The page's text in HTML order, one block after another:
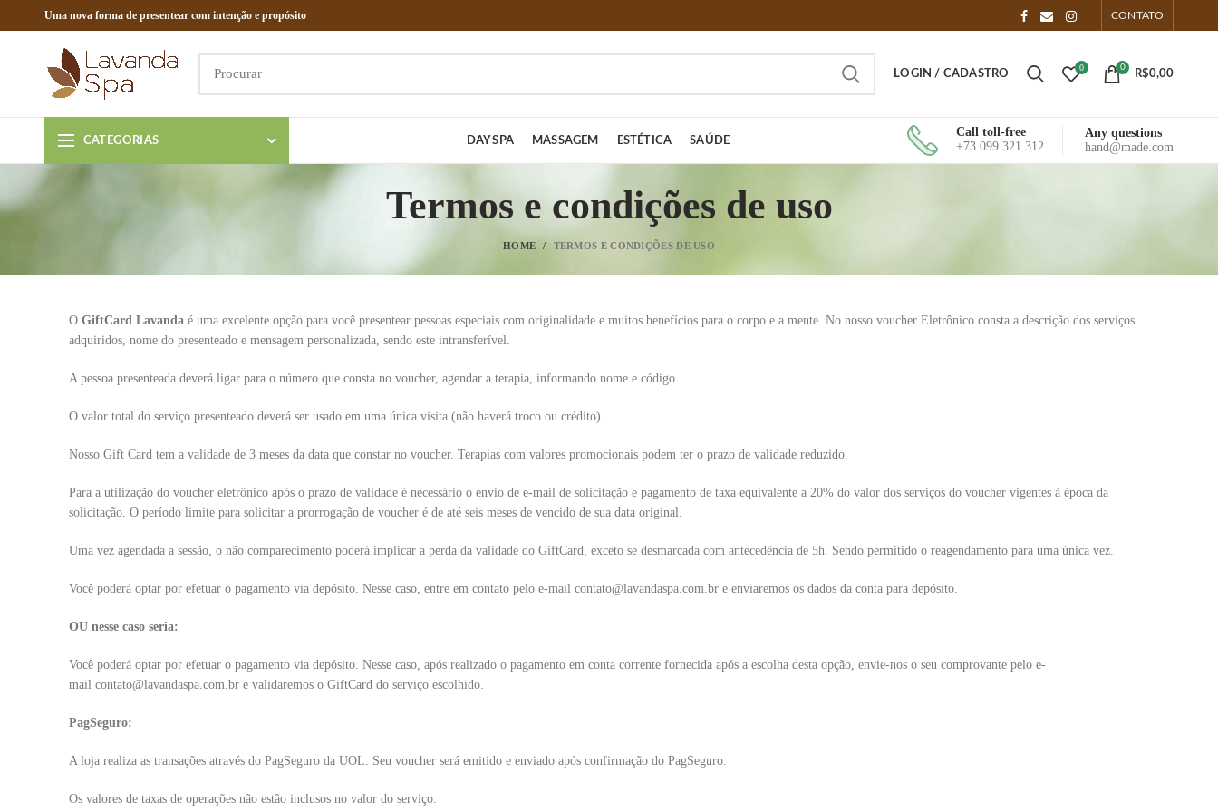
Uma nova forma de presentear com intenção e propósito CONTATO
LOGIN / CADASTRO
0 0
R$0,00
CATEGORIAS DAY SPA MASSAGEM ESTÉTICA SAÚDE
Call toll-free
+73 099 321 312
Any questions
hand@made.com
Termos e condições de uso
HOME TERMOS E CONDIÇÕES DE USO
O GiftCard Lavanda é uma excelente opção para você presentear pessoas especiais com originalidade e muitos benefícios para o corpo e a mente. No nosso voucher Eletrônico consta a descrição dos serviços
adquiridos, nome do presenteado e mensagem personalizada, sendo este intransferível.
A pessoa presenteada deverá ligar para o número que consta no voucher, agendar a terapia, informando nome e código.
O valor total do serviço presenteado deverá ser usado em uma única visita (não haverá troco ou crédito).
Nosso Gift Card tem a validade de 3 meses da data que constar no voucher. Terapias com valores promocionais podem ter o prazo de validade reduzido.
Para a utilização do voucher eletrônico após o prazo de validade é necessário o envio de e-mail de solicitação e pagamento de taxa equivalente a 20% do valor dos serviços do voucher vigentes à época da
solicitação. O período limite para solicitar a prorrogação de voucher é de até seis meses de vencido de sua data original.
Uma vez agendada a sessão, o não comparecimento poderá implicar a perda da validade do GiftCard, exceto se desmarcada com antecedência de 5h. Sendo permitido o reagendamento para uma única vez.
Você poderá optar por efetuar o pagamento via depósito. Nesse caso, entre em contato pelo e-mail contato@lavandaspa.com.br e enviaremos os dados da conta para depósito.
OU nesse caso seria:
Você poderá optar por efetuar o pagamento via depósito. Nesse caso, após realizado o pagamento em conta corrente fornecida após a escolha desta opção, envie-nos o seu comprovante pelo e-
mail contato@lavandaspa.com.br e validaremos o GiftCard do serviço escolhido.
PagSeguro:
A loja realiza as transações através do PagSeguro da UOL. Seu voucher será emitido e enviado após confirmação do PagSeguro.
Os valores de taxas de operações não estão inclusos no valor do serviço.